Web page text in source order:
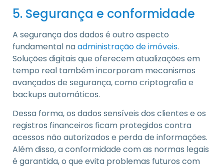
5. Segurança e conformidade
A segurança dos dados é outro aspecto
fundamental naadministração de imóveis.
Soluções digitais que oferecem atualizações em
tempo real também incorporam mecanismos
avançados de segurança, como criptografia e
backups automáticos.
Dessa forma, os dados sensíveis dos clientes e os
registros financeiros ficam protegidos contra
acessos não autorizados e perda de informações.
Além disso, a conformidade com as normas legais
é garantida, o que evita problemas futuros com